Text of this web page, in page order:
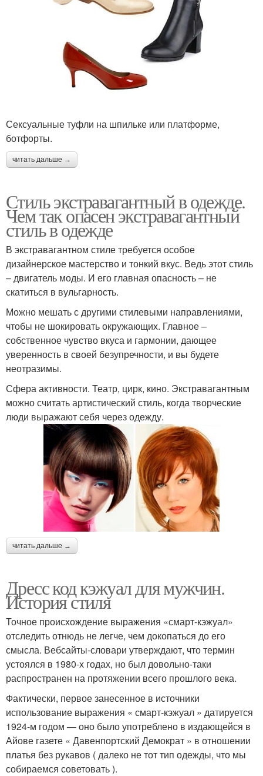
Сексуальные туфли на шпильке или платформе,
ботфорты.
читать дальше →
Стиль экстравагантный в одежде.
Чем так опасен экстравагантный
стиль в одежде
В экстравагантном стиле требуется особое
дизайнерское мастерство и тонкий вкус. Ведь этот стиль
– двигатель моды. И его главная опасность – не
скатиться в вульгарность.
Можно мешать с другими стилевыми направлениями,
чтобы не шокировать окружающих. Главное –
собственное чувство вкуса и гармонии, дающее
уверенность в своей безупречности, и вы будете
неотразимы.
Сфера активности. Театр, цирк, кино. Экстравагантным
можно считать артистический стиль, когда творческие
люди выражают себя через одежду.
читать дальше →
Дресс код кэжуал для мужчин.
История стиля
Точное происхождение выражения «смарт-кэжуал»
отследить отнюдь не легче, чем докопаться до его
смысла. Вебсайты-словари утверждают, что термин
устоялся в 1980-х годах, но был довольно-таки
распространен на протяжении всего прошлого века.
Фактически, первое занесенное в источники
использование выражения « смарт-кэжуал » датируется
1924-м годом — оно было употреблено в издающейся в
Айове газете « Давенпортский Демократ » в отношении
платья без рукавов ( далеко не тот тип одежды, что мы
собираемся советовать ).